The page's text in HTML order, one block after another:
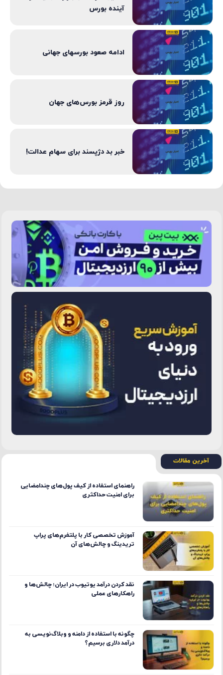
آینده بورس
ادامه صعود بورسهای جهانی
روز قرمز بورس‌های جهان
خبر بد دژپسند برای سهام عدالت!
آخرین مقالات
راهنمای استفاده از کیف پول‌های چندامضایی
برای امنیت حداکثری
آموزش تخصصی کار با پلتفرم‌های پراپ
تریدینگ و چالش‌های آن
نقد کردن درآمد یوتیوب در ایران؛ چالش‌ها و
راهکارهای عملی
چگونه با استفاده از دامنه و وبلاگ‌نویسی به
درآمد دلاری برسیم؟